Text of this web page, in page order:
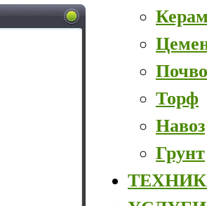
Торф
Навоз
Грунт